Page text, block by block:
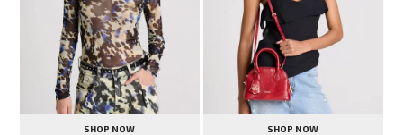
SHOP NOW SHOP NOW